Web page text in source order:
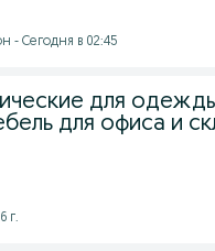
- Сегодня в 02:45
для
для офиса и
г.